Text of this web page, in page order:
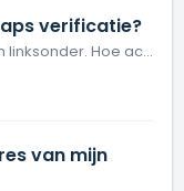
verificatie?
1. Klik op de menuknop Instellingen linksonder. Hoe activeer ik tweetraps verificatie? 2. Klik op Activeren. 3. Scan de QR code met een authentic...
van mijn